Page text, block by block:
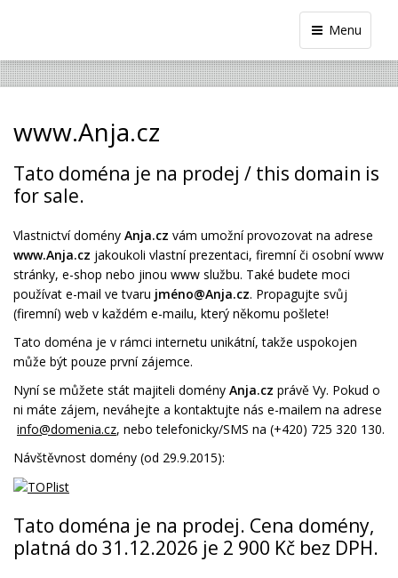
Menu
www.Anja.cz
Tato doména je na prodej / this domain is
for sale.
Vlastnictví domény Anja.cz vám umožní provozovat na adrese
www.Anja.cz jakoukoli vlastní prezentaci, firemní či osobní www
stránky, e-shop nebo jinou www službu. Také budete moci
používat e-mail ve tvaru jméno@Anja.cz. Propagujte svůj
(firemní) web v každém e-mailu, který někomu pošlete!
Tato doména je v rámci internetu unikátní, takže uspokojen
může být pouze první zájemce.
Nyní se můžete stát majiteli domény Anja.cz právě Vy. Pokud o
ni máte zájem, neváhejte a kontaktujte nás e-mailem na adrese
info@domenia.cz, nebo telefonicky/SMS na (+420) 725 320 130.
Návštěvnost domény (od 29.9.2015):
Tato doména je na prodej. Cena domény,
platná do 31.12.2026 je 2 900 Kč bez DPH.